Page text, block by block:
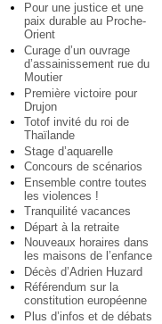
Pour une justice et une
paix durable au Proche-
Orient
Curage d’un ouvrage
d’assainissement rue du
Moutier
Première victoire pour
Drujon
Totof invité du roi de
Thaïlande
Stage d’aquarelle
Concours de scénarios
Ensemble contre toutes
les violences !
Tranquilité vacances
Départ à la retraite
Nouveaux horaires dans
les maisons de l’enfance
Décès d’Adrien Huzard
Référendum sur la
constitution européenne
Plus d’infos et de débats